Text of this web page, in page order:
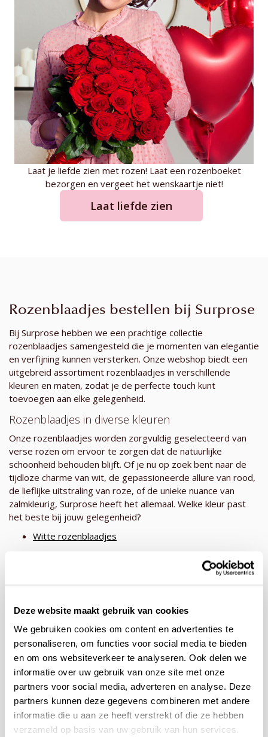
Deze website maakt gebruik van cookies
We gebruiken cookies om content en advertenties te
personaliseren, om functies voor social media te bieden
en om ons websiteverkeer te analyseren. Ook delen we
informatie over uw gebruik van onze site met onze
partners voor social media, adverteren en analyse. Deze
partners kunnen deze gegevens combineren met andere
informatie die u aan ze heeft verstrekt of die ze hebben
verzameld op basis van uw gebruik van hun services.
Laat je liefde zien met rozen! Laat een rozenboeket
bezorgen en vergeet het wenskaartje niet!
Laat liefde zien
Rozenblaadjes bestellen bij Surprose
Bij Surprose hebben we een prachtige collectie
rozenblaadjes samengesteld die je momenten van elegantie
en verfijning kunnen versterken. Onze webshop biedt een
uitgebreid assortiment rozenblaadjes in verschillende
kleuren en maten, zodat je de perfecte touch kunt
toevoegen aan elke gelegenheid.
Rozenblaadjes in diverse kleuren
Onze rozenblaadjes worden zorgvuldig geselecteerd van
verse rozen om ervoor te zorgen dat de natuurlijke
schoonheid behouden blijft. Of je nu op zoek bent naar de
tijdloze charme van wit, de gepassioneerde allure van rood,
de lieflijke uitstraling van roze, of de unieke nuance van
zalmkleurig, Surprose heeft het allemaal. Welke kleur past
het beste bij jouw gelegenheid?
Witte rozenblaadjes
Rode rozenblaadjes
Gemengde rozenblaadjes
Rozenblaadjes in vier maten
Bij Surprose begrijpen we dat elk detail belangrijk is. Daarom
bieden we rozenblaadjes in verschillende maten: Small (0,8
liter), voor subtiele accenten; Medium (1,4 liter), voor een
meer uitgesproken aanwezigheid; Large (2 liter), voor een
indrukwekkende versiering; en XL (6,5 liter) voor een